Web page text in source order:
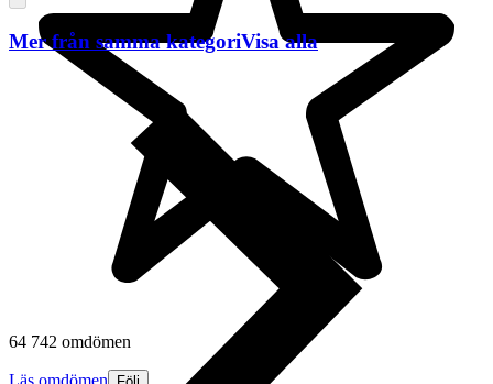
64 742 omdömen
Mer från samma kategoriVisa alla